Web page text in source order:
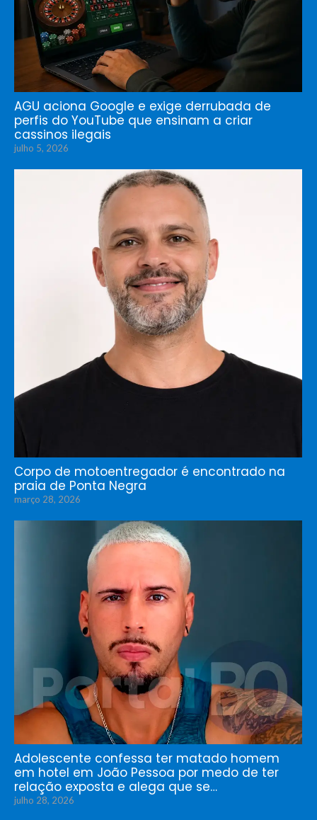
AGU aciona Google e exige derrubada de
perfis do YouTube que ensinam a criar
cassinos ilegais
julho 5, 2026
Corpo de motoentregador é encontrado na
praia de Ponta Negra
março 28, 2026
Adolescente confessa ter matado homem
em hotel em João Pessoa por medo de ter
relação exposta e alega que se…
julho 28, 2026